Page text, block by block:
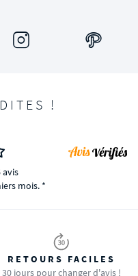
!
avis
mois. *
RETOURS FACILES
30 jours pour changer d'avis !